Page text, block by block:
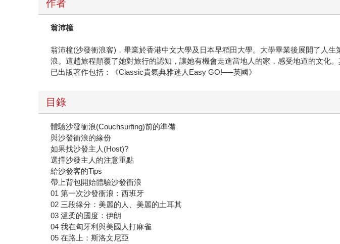
作者
翁沛橦
翁沛橦(沙發衝浪客)，畢業於香港中文大學及日本早稻田大學。大學畢業後展開了人
浪。這趟旅程顛覆了她對旅行的認知，讓她有機會走進當地人的家，感受地道的文化
已出版著作包括：《Classic貴氣典雅迷人Easy GO!──英國》
目錄
體驗沙發衝浪(Couchsurfing)前的準備
與沙發衝浪的緣份
如果找沙發主人(Host)?
選擇沙發主人的注意重點
給沙發客的Tips
帶上背包開始體驗沙發衝浪
01 第一次沙發衝浪：西班牙
02 三段緣分：美麗的人、美麗的土耳其
03 溫柔的國度：伊朗
04 我在匈牙利與美國人打麻雀
05 在路上：斯洛文尼亞